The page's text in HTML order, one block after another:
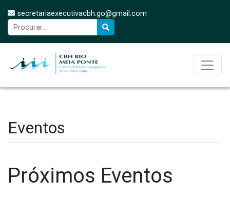
secretariaexecutivacbh.go@gmail.com
Eventos
Próximos Eventos